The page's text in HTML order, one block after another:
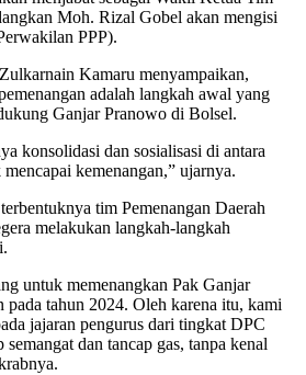
Moh. Rizal Gobel akan mengisi
PPP).
Kamaru menyampaikan,
adalah langkah awal yang
Ganjar Pranowo di Bolsel.
konsolidasi dan sosialisasi di antara
kemenangan,” ujarnya.
tim Pemenangan Daerah
melakukan langkah-langkah
untuk memenangkan Pak Ganjar
pada tahun 2024. Oleh karena itu, kami
jajaran pengurus dari tingkat DPC
dan tancap gas, tanpa kenal